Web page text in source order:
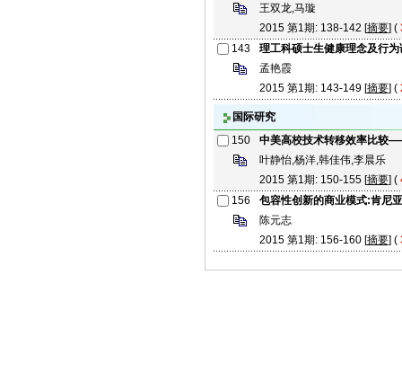
王双龙,马璇
2015 第1期: 138-142 [摘要] (
143
理工科硕士生健康理念及行
孟艳霞
2015 第1期: 143-149 [摘要] (
国际研究
150
中美高校技术转移效率比较
叶静怡,杨洋,韩佳伟,李晨乐
2015 第1期: 150-155 [摘要] (
156
包容性创新的商业模式:肯尼
陈元志
2015 第1期: 156-160 [摘要] (